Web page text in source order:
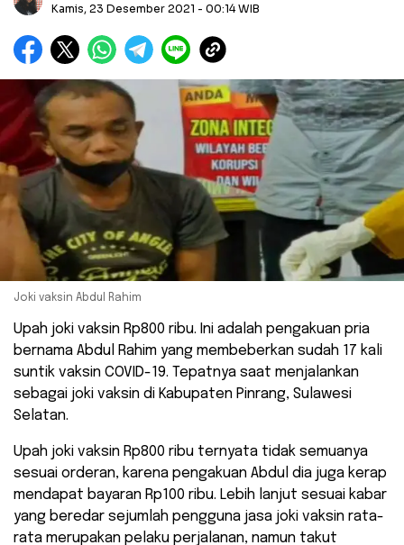
Kamis, 23 Desember 2021 - 00:14 WIB
Joki vaksin Abdul Rahim
Upah joki vaksin Rp800 ribu. Ini adalah pengakuan pria
bernama Abdul Rahim yang membeberkan sudah 17 kali
suntik vaksin COVID-19. Tepatnya saat menjalankan
sebagai joki vaksin di Kabupaten Pinrang, Sulawesi
Selatan.
Upah joki vaksin Rp800 ribu ternyata tidak semuanya
sesuai orderan, karena pengakuan Abdul dia juga kerap
mendapat bayaran Rp100 ribu. Lebih lanjut sesuai kabar
yang beredar sejumlah pengguna jasa joki vaksin rata-
rata merupakan pelaku perjalanan, namun takut